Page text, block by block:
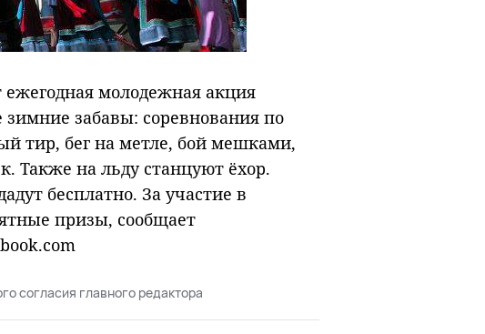
ежегодная молодежная акция
забавы: соревнования по
тир, бег на метле, бой мешками,
Также на льду станцуют ёхор.
бесплатно. За участие в
призы, сообщает
согласия главного редактора